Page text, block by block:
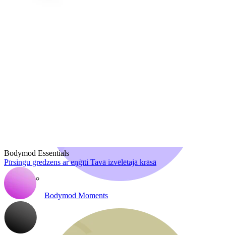
Bodymod Moments
Bodymod Essentials
Pīrsingu gredzens ar eņģīti Tavā izvēlētajā krāsā